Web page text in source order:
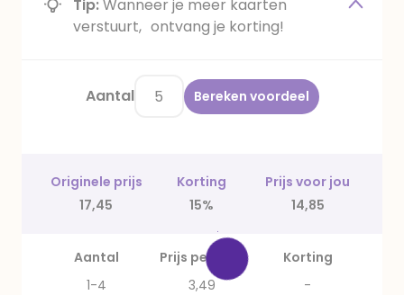
Tip:Wanneer je meer kaarten
verstuurt, ontvang je korting!
Aantal Bereken voordeel
Originele prijs Korting
Prijs voor jou
17,45
15% 14,85
Aantal Prijs per stuk
Korting
1-4
3,49
-